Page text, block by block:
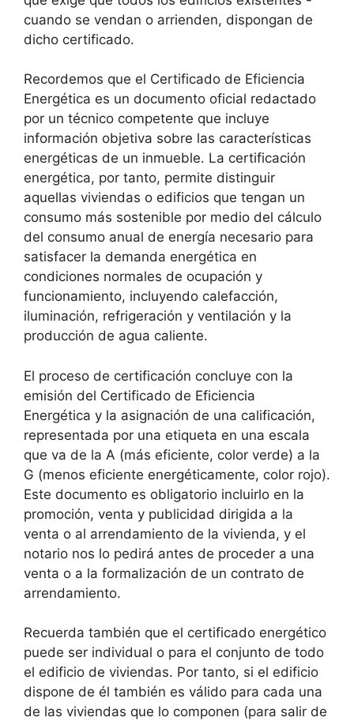
cuando se vendan o arrienden, dispongan de
dicho certificado.
Recordemos que el Certificado de Eficiencia
Energética es un documento oficial redactado
por un técnico competente que incluye
información objetiva sobre las características
energéticas de un inmueble. La certificación
energética, por tanto, permite distinguir
aquellas viviendas o edificios que tengan un
consumo más sostenible por medio del cálculo
del consumo anual de energía necesario para
satisfacer la demanda energética en
condiciones normales de ocupación y
funcionamiento, incluyendo calefacción,
iluminación, refrigeración y ventilación y la
producción de agua caliente.
El proceso de certificación concluye con la
emisión del Certificado de Eficiencia
Energética y la asignación de una calificación,
representada por una etiqueta en una escala
que va de la A (más eficiente, color verde) a la
G (menos eficiente energéticamente, color rojo).
Este documento es obligatorio incluirlo en la
promoción, venta y publicidad dirigida a la
venta o al arrendamiento de la vivienda, y el
notario nos lo pedirá antes de proceder a una
venta o a la formalización de un contrato de
arrendamiento.
Recuerda también que el certificado energético
puede ser individual o para el conjunto de todo
el edificio de viviendas. Por tanto, si el edificio
dispone de él también es válido para cada una
de las viviendas que lo componen (para salir de